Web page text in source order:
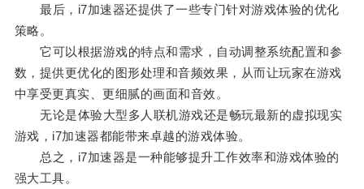
最后，i7加速器还提供了一些专门针对游戏体验的优化
策略。
它可以根据游戏的特点和需求，自动调整系统配置和参
数，提供更优化的图形处理和音频效果，从而让玩家在游戏
中享受更真实、更细腻的画面和音效。
无论是体验大型多人联机游戏还是畅玩最新的虚拟现实
游戏，i7加速器都能带来卓越的游戏体验。
总之，i7加速器是一种能够提升工作效率和游戏体验的
强大工具。